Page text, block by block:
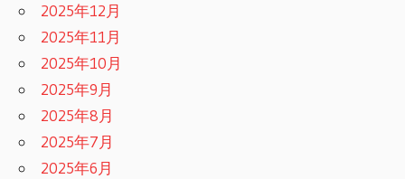
2025年12月
2025年11月
2025年10月
2025年9月
2025年8月
2025年7月
2025年6月